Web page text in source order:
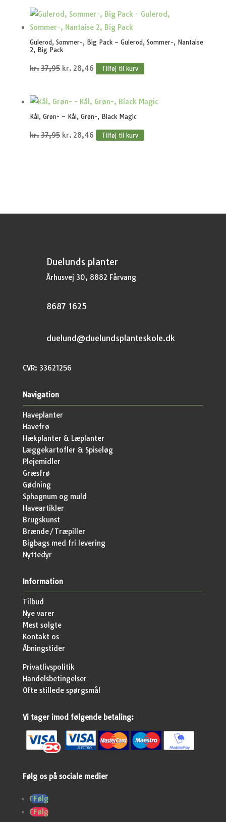
var:
kr.9,95.
kr.7,46.
Gulerod, Sommer-, Big Pack – Gulerod, Sommer-, Nantaise
2, Big Pack
kr.37,95 Den
var:
kr.37,95.
kr. 28,46Den
er:
kr.28,46.
Tilføj til kurv
Kål, Grøn- – Kål, Grøn-, Black Magic
kr.37,95 Den
kr. 28,46DenTilføj til kurv
Duelunds planter
Århusvej 30, 8882 Fårvang
8687 1625
duelund@duelundsplanteskole.dk
CVR: 33621256
Navigation
Haveplanter
Havefrø
Hækplanter & Læplanter
Læggekartofler & Spiseløg
Plejemidler
Græsfrø
Gødning
Sphagnum og muld
Haveartikler
Brugskunst
Brænde/Træpiller
Bigbags med fri levering
Nyttedyr
Information
Tilbud
Nye varer
Mest solgte
Kontakt os
Åbningstider
Privatlivspolitik
Handelsbetingelser
Ofte stillede spørgsmål
Vi tager imod følgende betaling:
Følg os på sociale medier
Følg
Følg